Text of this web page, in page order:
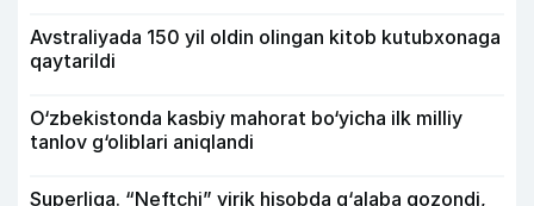
Avstraliyada 150 yil oldin olingan kitob kutubxonaga
qaytarildi
O‘zbekistonda kasbiy mahorat bo‘yicha ilk milliy
tanlov g‘oliblari aniqlandi
Superliga. “Neftchi” yirik hisobda g‘alaba qozondi,